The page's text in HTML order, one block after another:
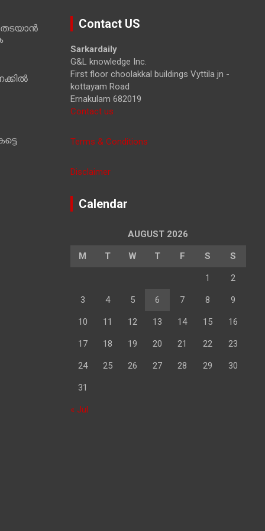
തടയാൻ
r
Contact US
Sarkardaily
G&L knowledge Inc.
First floor choolakkal buildings Vyttila jn -
kottayam Road
Ernakulam 682019
Contact us
Terms & Conditions
Disclaimer
Calendar
AUGUST 2026
M T W T F S S
1 2
3 4 5 6 7 8 9
10 11 12 13 14 15 16
17 18 19 20 21 22 23
24 25 26 27 28 29 30
31
« Jul